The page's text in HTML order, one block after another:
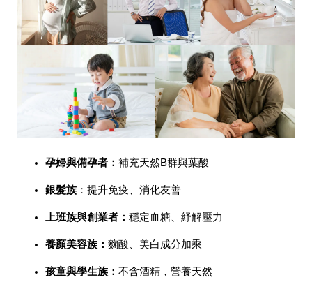
孕婦與備孕者 ： 補充天然B群與葉酸
銀髮族 ：提升免疫、消化友善
上班族與創業者 ： 穩定血糖、紓解壓力
養顏美容族 ： 麴酸、美白成分加乘
孩童與學生族 ： 不含酒精，營養天然